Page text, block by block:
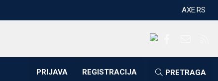
AXE.RS
PRIJAVA REGISTRACIJA PRETRAGA